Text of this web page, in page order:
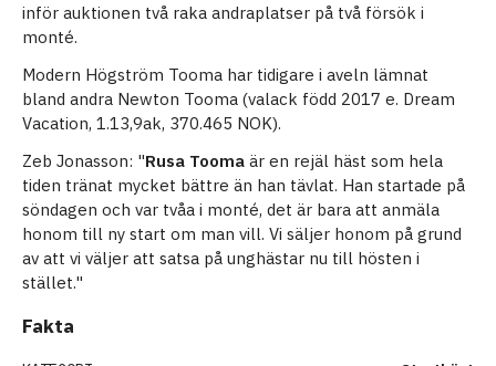
inför auktionen två raka andraplatser på två försök i
monté.
Modern Högström Tooma har tidigare i aveln lämnat
bland andra Newton Tooma (valack född 2017 e. Dream
Vacation, 1.13,9ak, 370.465 NOK).
Zeb Jonasson: "Rusa Tooma är en rejäl häst som hela
tiden tränat mycket bättre än han tävlat. Han startade på
söndagen och var tvåa i monté, det är bara att anmäla
honom till ny start om man vill. Vi säljer honom på grund
av att vi väljer att satsa på unghästar nu till hösten i
stället."
Fakta